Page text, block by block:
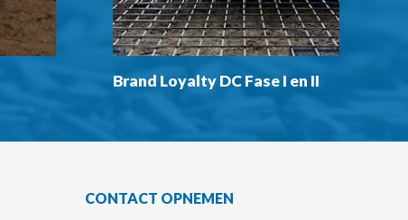
Brand Loyalty DC Fase I en II
CONTACT OPNEMEN